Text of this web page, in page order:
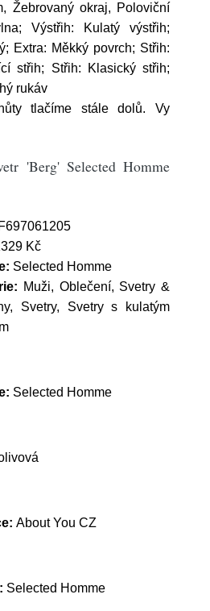
Žebrovaný okraj, Poloviční
Výstřih: Kulatý výstřih;
Extra: Měkký povrch; Střih:
střih; Střih: Klasický střih;
rukáv
tlačíme stále dolů. Vy
'Berg' Selected Homme
Kč
Selected Homme
Muži, Oblečení, Svetry &
Svetry, Svetry s kulatým
Selected Homme
About You CZ
Selected Homme